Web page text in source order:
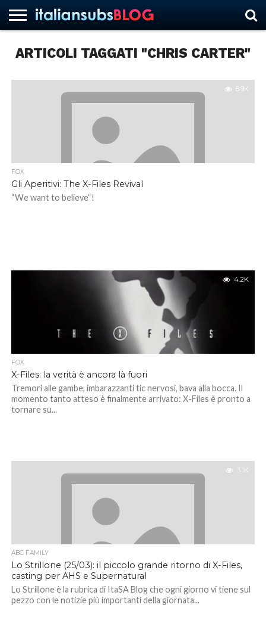
NEWS
ASCOLTI
RECENSIONI
INTERVISTE
CURIOSITÀ
CHI
CONTATTACI
FORUM
ITALIANSUBS
ARTICOLI TAGGATI "CHRIS CARTER"
8.9K
FOX
Gli Aperitivi: The X-Files Revival
“We want to believe“!
4.2K
FOX
X-Files: la verità è ancora là fuori
Tremori alle gambe, imbarazzanti tic nervosi, bava alla bocca. Il
momento tanto atteso è finalmente arrivato: X-Files è pronto a
tornare su...
3.1K
ABC FAMILY
Lo Strillone (25/03): il piccolo grande ritorno di X-Files,
casting per AHS e Supernatural
Lo Strillone è la rubrica di ItaSA Blog che ogni giorno vi tiene sul
pezzo con le notizie più importanti della giornata...